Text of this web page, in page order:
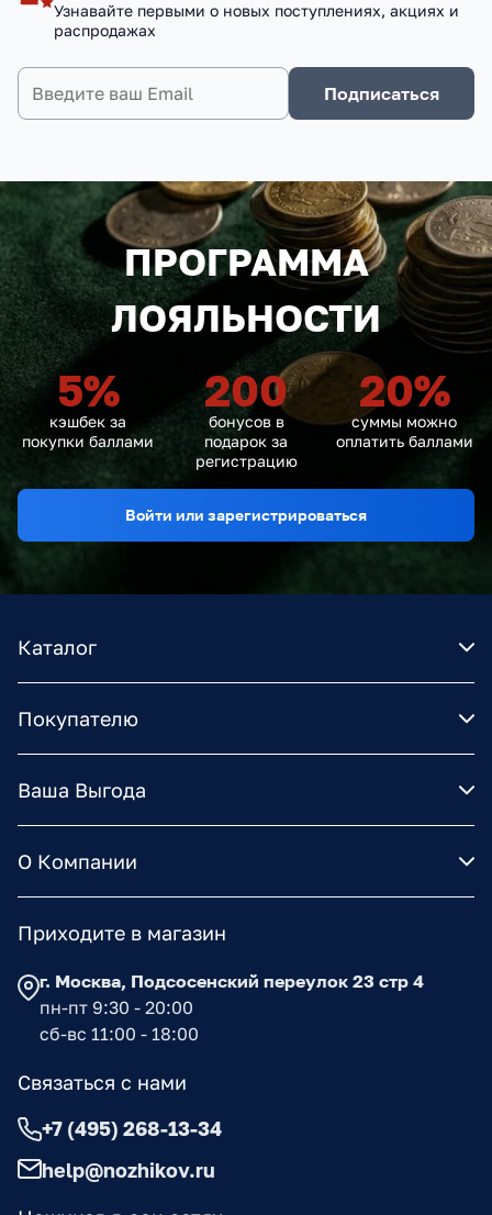
Узнавайте первыми о новых поступлениях, акциях и
распродажах
Подписаться
ПРОГРАММА
ЛОЯЛЬНОСТИ
5%
кэшбек за
покупки баллами
200
бонусов в
подарок за
регистрацию
20%
суммы можно
оплатить баллами
Войти или зарегистрироваться
Каталог
Покупателю
Ваша Выгода
О Компании
Приходите в магазин
г. Москва, Подсосенский переулок 23 стр 4
пн-пт 9:30 - 20:00
сб-вс 11:00 - 18:00
Связаться с нами
+7 (495) 268-13-34
help@nozhikov.ru